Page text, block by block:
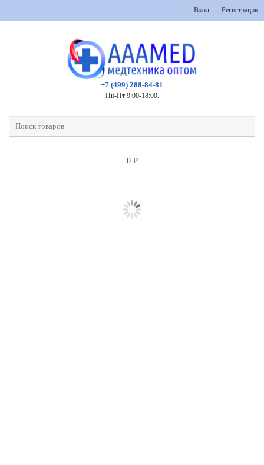
Вход Регистрация
+7 (499) 288-84-81
Пн-Пт 9:00-18:00.
0 ₽